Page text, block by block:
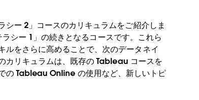
ー 2」コースのカリキュラムをご紹介しま
シー 1」の続きとなるコースです。これら
ルをさらに高めることで、次のデータネイ
カリキュラムは、既存の Tableau コースを
の Tableau Online の使用など、新しいトピ